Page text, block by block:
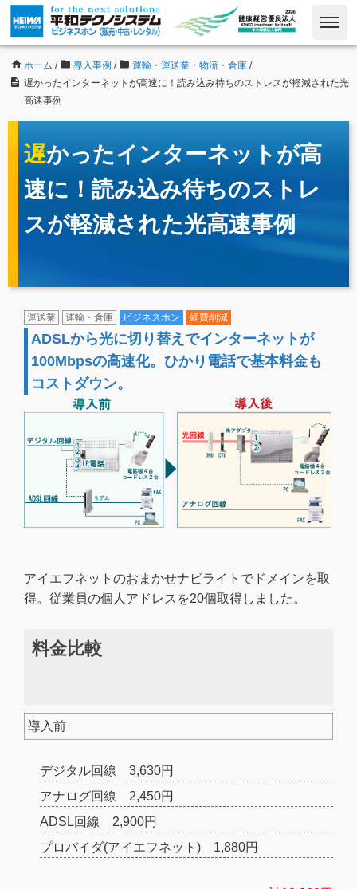
ホーム / 導入事例 / 運輸・運送業・物流・倉庫 /
遅かったインターネットが高速に！読み込み待ちのストレスが軽減された光
高速事例
遅かったインターネットが高
速に！読み込み待ちのストレ
スが軽減された光高速事例
運送業 運輸・倉庫 ビジネスホン 経費削減
ADSLから光に切り替えでインターネットが
100Mbpsの高速化。ひかり電話で基本料金も
コストダウン。
アイエフネットのおまかせナビライトでドメインを取
得。従業員の個人アドレスを20個取得しました。
料金比較
導入前
デジタル回線 3,630円
アナログ回線 2,450円
ADSL回線 2,900円
プロバイダ(アイエフネット) 1,880円